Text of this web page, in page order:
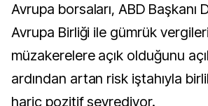
Avrupa borsaları, ABD Başkanı Donald Trump'ın
Avrupa Birliği ile gümrük
müzakerelere açık olduğunu
ardından artan risk iştahıyla
hariç pozitif seyrediyor.